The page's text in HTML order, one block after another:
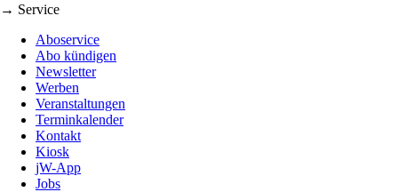
→ Service
Aboservice
Abo kündigen
Newsletter
Werben
Veranstaltungen
Terminkalender
Kontakt
Kiosk
jW-App
Jobs